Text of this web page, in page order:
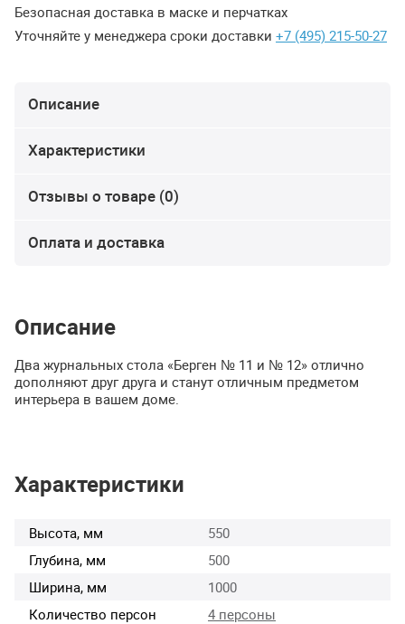
Безопасная доставка в маске и перчатках
Уточняйте у менеджера сроки доставки +7 (495) 215-50-27
Описание
Характеристики
Отзывы о товаре (0)
Оплата и доставка
Описание
Два журнальных стола «Берген № 11 и № 12» отлично
дополняют друг друга и станут отличным предметом
интерьера в вашем доме.
Характеристики
Высота, мм
550
Глубина, мм
500
Ширина, мм
1000
Количество персон
4 персоны